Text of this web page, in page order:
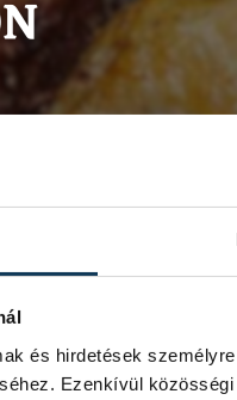
és hirdetések
Ezenkívül